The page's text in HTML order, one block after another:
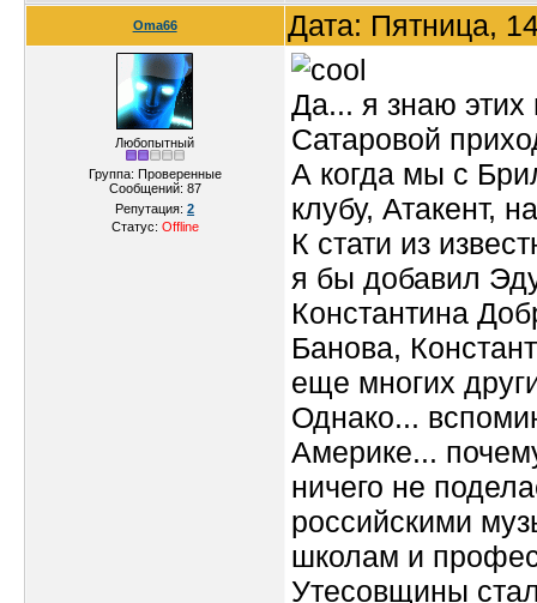
Oma66 Дата: Пятница,
Любопытный
Группа: Проверенные
Сообщений: 87
Репутация:2
Статус: Offline
Да... я знаю этих
Сатаровой
А когда мы с
клубу, Атакент,
К стати из
я бы добавил
Константина
Банова,
еще многих
Однако...
Америке...
ничего не
российскими
школам и
Утесовщины